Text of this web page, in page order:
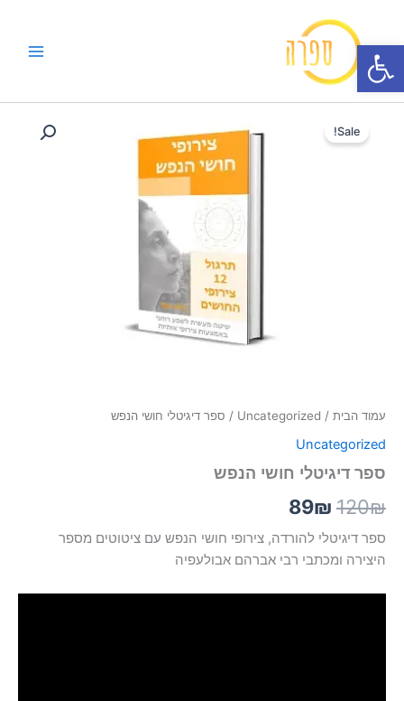
פתח סרגל נגישות
Sale!
עמוד הבית /
Uncategorized / ספר דיגיטלי חושי הנפש
Uncategorized
ספר דיגיטלי חושי הנפש
120₪
המקורי
89₪
ספר דיגיטלי להורדה, צירופי חושי הנפש עם ציטוטים מספר
היצירה ומכתבי רבי אברהם אבולעפיה
ספר